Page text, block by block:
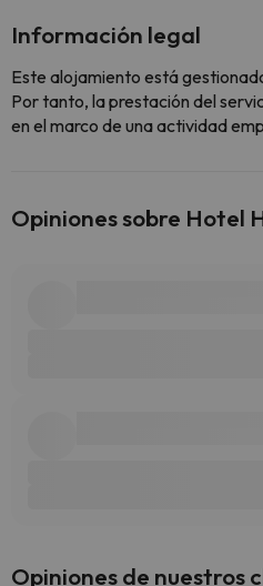
Información legal
Este alojamiento está
Por tanto, la prestación del
en el marco de una actividad
Opiniones sobre Hotel
Opiniones de nuestros